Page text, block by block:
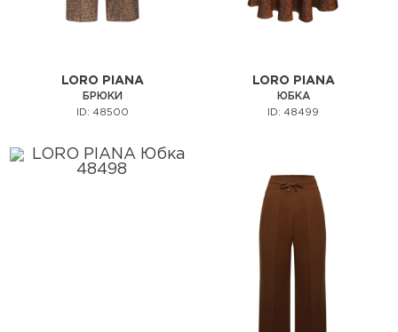
LORO PIANA
БРЮКИ
ID: 48500
LORO PIANA
ЮБКА
ID: 48499